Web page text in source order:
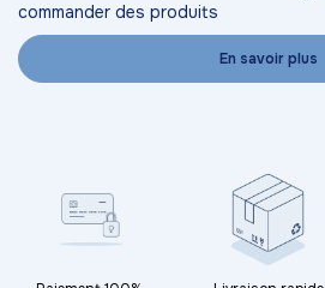
commander des produits
En savoir plus